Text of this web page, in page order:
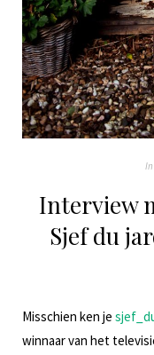
In
Interview
Sjef du
Misschien ken je
winnaar van het